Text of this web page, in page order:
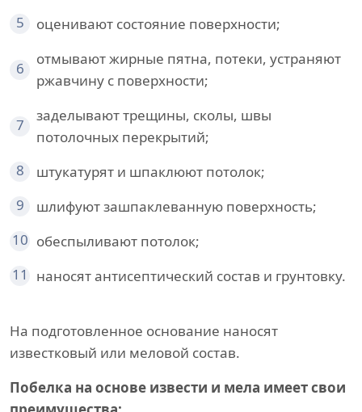
5
оценивают состояние поверхности;
6
отмывают жирные пятна, потеки, устраняют
ржавчину с поверхности;
7
заделывают трещины, сколы, швы
потолочных перекрытий;
8
штукатурят и шпаклюют потолок;
9
шлифуют зашпаклеванную поверхность;
10 обеспыливают потолок;
11
наносят антисептический состав и грунтовку.
На подготовленное основание наносят
известковый или меловой состав.
Побелка на основе извести и мела имеет свои